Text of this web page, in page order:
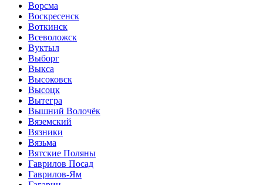
Ворсма
Воскресенск
Воткинск
Всеволожск
Вуктыл
Выборг
Выкса
Высоковск
Высоцк
Вытегра
Вышний Волочёк
Вяземский
Вязники
Вязьма
Вятские Поляны
Гаврилов Посад
Гаврилов-Ям